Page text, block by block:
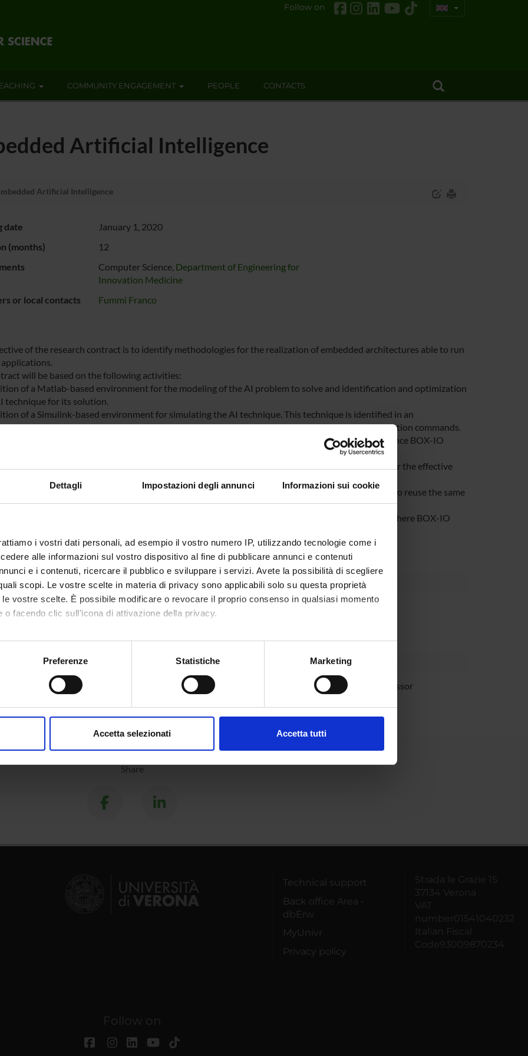
Dettagli Impostazioni degli annunci Informazioni sui cookie
i vostri dati personali, ad esempio il vostro numero IP, utilizzando tecnologie come i
alle informazioni sul vostro dispositivo al fine di pubblicare annunci e contenuti
e i contenuti, ricercare il pubblico e sviluppare i servizi. Avete la possibilità di scegliere
scopi. Le vostre scelte in materia di privacy sono applicabili solo su questa proprietà
vostre scelte. È possibile modificare o revocare il proprio consenso in qualsiasi momento
o facendo clic sull'icona di attivazione della privacy.
anche:
sulla tua posizione geografica, con un'approssimazione di qualche metro,
in qualsiasi momento dalla Dichiarazione sui cookie.
e social media, i quali potrebbero combinarle con altre informazioni che hai fornito loro o
Preferenze Statistiche Marketing
Accetta selezionati Accetta tutti
Follow on
COMMUNITY ENGAGEMENT PEOPLE CONTACTS
Artificial Intelligence
Artificial Intelligence
date
January 1, 2020
(months)
12
Computer Science, Department of Engineering for
Innovation Medicine
or local contacts
Fummi Franco
of the research contract is to identify methodologies for the realization of embedded architectures able to run
will be based on the following activities:
of a Matlab-based environment for the modeling of the AI problem to solve and identification and optimization
technique for its solution.
of a Simulink-based environment for simulating the AI technique. This technique is identified in an
context managed by BOX-IO for the acquisition of real data and the execution of any activation commands.
of the automatic generation environment of C code optimized for execution on the reference BOX-IO
of an interface library between the embedded BOX-IO software levels and the AI application for the effective
of an interface library between the AI application and the BOX-IO cloud environment in order to reuse the same
in the two contexts.
will be applied to different contexts including the ICE laboratory of the department where BOX-IO
are present.
assigned and managed by the department
PARTICIPANTS
Full Professor
Share
Technical support
Back office Area -
dbErw
MyUnivr
Privacy policy
Strada le Grazie 15
37134 Verona
VAT
number01541040232
Italian Fiscal
Code93009870234
Follow on